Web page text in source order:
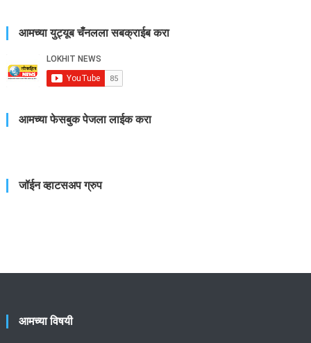
आमच्या युट्यूब चँनलला सबक्राईब करा
आमच्या फेसबुक पेजला लाईक करा
जॉईन व्हाटसअप ग्रुप
आमच्या विषयी